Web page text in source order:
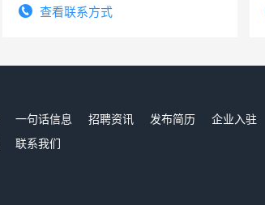
查看联系方式
一句话信息 招聘资讯 发布简历 企业入驻
联系我们